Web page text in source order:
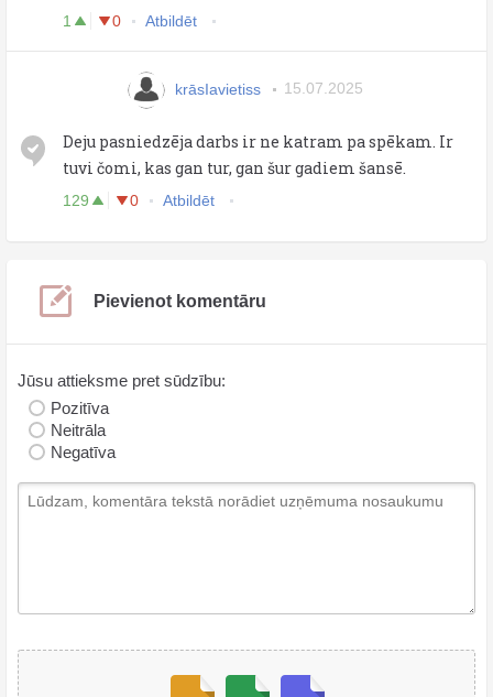
1 0 Atbildēt
krāsIavietiss 15.07.2025
Deju pasniedzēja darbs ir ne katram pa spēkam. Ir
tuvi čomi, kas gan tur, gan šur gadiem šansē.
129 0 Atbildēt
Pievienot komentāru
Jūsu attieksme pret sūdzību:
Pozitīva
Neitrāla
Negatīva